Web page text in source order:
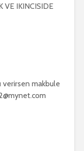
VE IKINCISIDE
verirsen makbule